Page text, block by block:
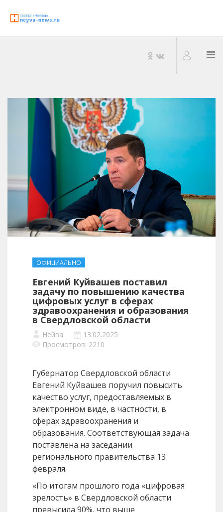
ОФИЦИАЛЬНО
Евгений Куйвашев поставил
задачу по повышению качества
цифровых услуг в сферах
здравоохранения и образования
в Свердловской области
Нейва
13.02.2025
Просмотров: 2210
Губернатор Свердловской области
Евгений Куйвашев поручил повысить
качество услуг, предоставляемых в
электронном виде, в частности, в
сферах здравоохранения и
образования. Соответствующая задача
поставлена на заседании
регионального правительства 13
февраля.
«По итогам прошлого года «цифровая
зрелость» в Свердловской области
превысила 90%, что выше